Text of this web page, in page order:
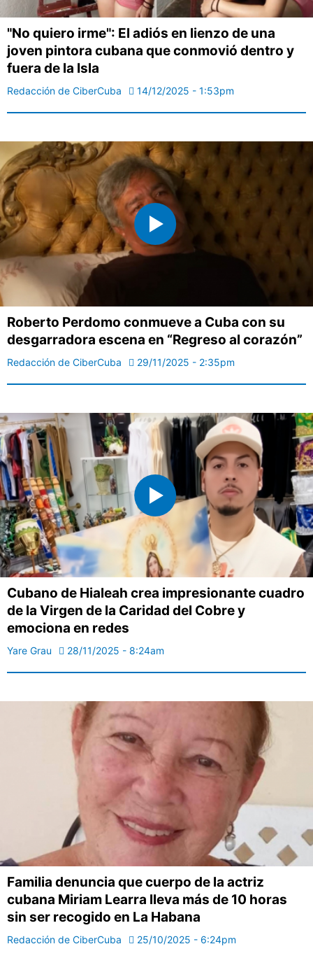
"No quiero irme": El adiós en lienzo de una
joven pintora cubana que conmovió dentro y
fuera de la Isla
Redacción de CiberCuba 14/12/2025 - 1:53pm
Roberto Perdomo conmueve a Cuba con su
desgarradora escena en “Regreso al corazón”
Redacción de CiberCuba 29/11/2025 - 2:35pm
Cubano de Hialeah crea impresionante cuadro
de la Virgen de la Caridad del Cobre y
emociona en redes
Yare Grau 28/11/2025 - 8:24am
Familia denuncia que cuerpo de la actriz
cubana Miriam Learra lleva más de 10 horas
sin ser recogido en La Habana
Redacción de CiberCuba 25/10/2025 - 6:24pm